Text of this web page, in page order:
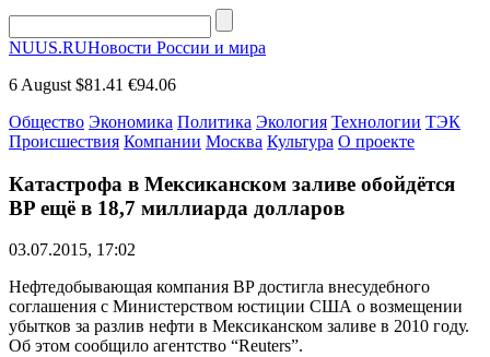
NUUS.RUНовости России и мира
6 August $81.41 €94.06
Общество Экономика Политика Экология Технологии ТЭК
Происшествия Компании Москва Культура О проекте
Катастрофа в Мексиканском заливе обойдётся
BP ещё в 18,7 миллиарда долларов
03.07.2015, 17:02
Нефтедобывающая компания BP достигла внесудебного
соглашения с Министерством юстиции США о возмещении
убытков за разлив нефти в Мексиканском заливе в 2010 году.
Об этом сообщило агентство “Reuters”.